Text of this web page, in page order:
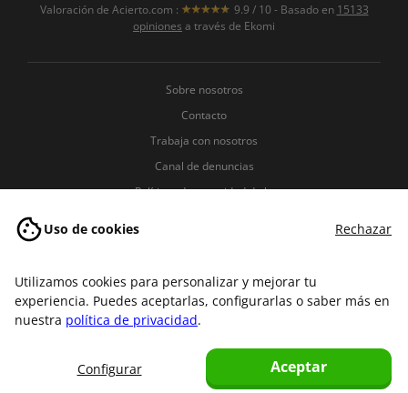
Uso de cookies Rechazar
Utilizamos cookies para personalizar y mejorar tu
experiencia. Puedes aceptarlas, configurarlas o saber más en
nuestra política de privacidad.
Aceptar
Configurar
Valoración de Acierto.com : 9.9 / 10 - Basado en 15133
opiniones a través de Ekomi
Sobre nosotros
Contacto
Trabaja con nosotros
Canal de denuncias
Políticas de seguridad de la
Términos y condiciones
Aviso legal
Copyright © 2007-2026 Acierto.com